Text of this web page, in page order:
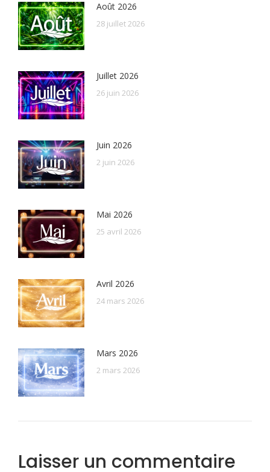
Août 2026
28 juillet 2026
Juillet 2026
26 juin 2026
Juin 2026
2 juin 2026
Mai 2026
25 avril 2026
Avril 2026
24 mars 2026
Mars 2026
2 mars 2026
Laisser un commentaire